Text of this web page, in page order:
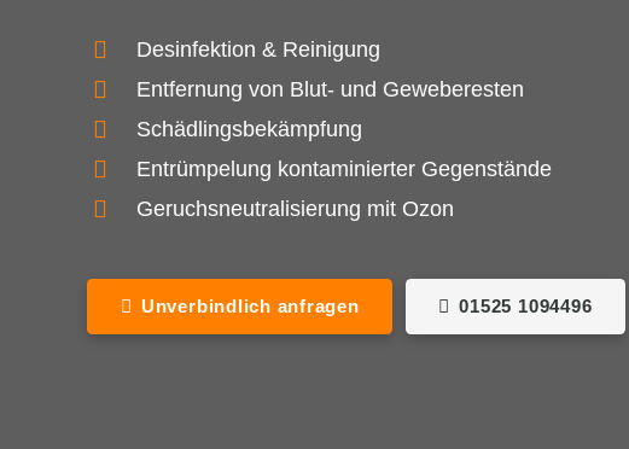
Desinfektion & Reinigung
Entfernung von Blut- und Geweberesten
Schädlingsbekämpfung
Entrümpelung kontaminierter Gegenstände
Geruchsneutralisierung mit Ozon
Unverbindlich anfragen 01525 1094496